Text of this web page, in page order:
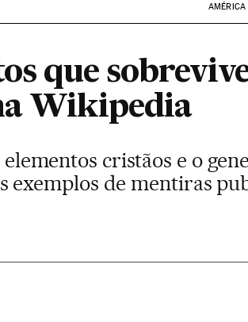
AMÉRICA
que
Wikipedia
cristãos e o
exemplos de mentiras